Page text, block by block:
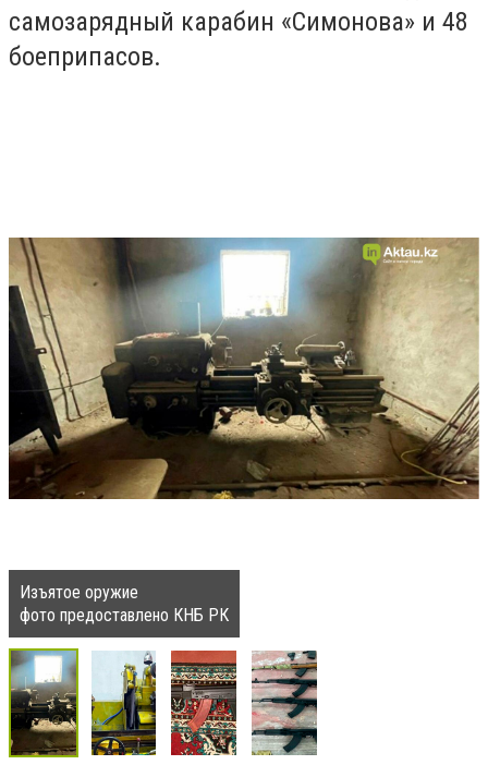
самозарядный карабин «Симонова» и 48
боеприпасов.
Изъятое оружие
фото предоставлено КНБ РК